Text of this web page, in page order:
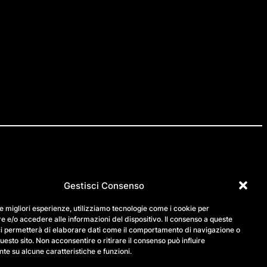
Gestisci Consenso
migliori esperienze, utilizziamo tecnologie come i cookie per
e/o accedere alle informazioni del dispositivo. Il consenso a queste
permetterà di elaborare dati come il comportamento di navigazione o
sito. Non acconsentire o ritirare il consenso può influire
su alcune caratteristiche e funzioni.
FB LN
contatti
support